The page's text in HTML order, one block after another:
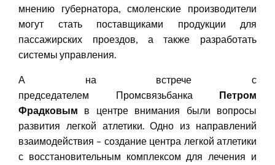
мнению губернатора, смоленские производители
могут стать поставщиками продукции для
пассажирских проездов, а также разработать
системы управления.
А на встрече с
председателем Промсвязьбанка Петром
Фрадковым в центре внимания были вопросы
развития легкой атлетики. Одно из направлений
взаимодействия – создание центра легкой атлетики
с восстановительным комплексом для лечения и